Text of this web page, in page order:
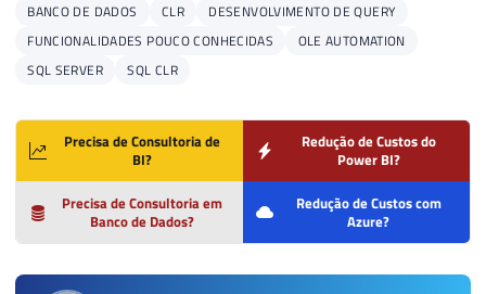
BANCO DE DADOS CLR
DESENVOLVIMENTO DE QUERY
FUNCIONALIDADES POUCO CONHECIDAS
OLE AUTOMATION
SQL SERVER
SQL CLR
Precisa de Consultoria de
BI?
Redução de Custos do
Power BI?
Precisa de Consultoria em
Banco de Dados?
Redução de Custos com
Azure?